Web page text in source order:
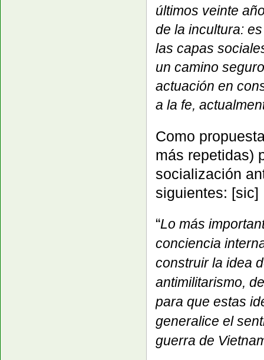
últimos veinte
de la incultura:
las capas
un camino
actuación en
a la fe,
Como
más repetidas)
socialización
siguientes: [sic]
“Lo más
conciencia
construir la idea
antimilitarismo,
para que estas
generalice el
guerra de